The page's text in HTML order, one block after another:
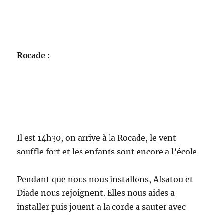
Rocade :
Il est 14h30, on arrive à la Rocade, le vent
souffle fort et les enfants sont encore a l’école.
Pendant que nous nous installons, Afsatou et
Diade nous rejoignent. Elles nous aides a
installer puis jouent a la corde a sauter avec